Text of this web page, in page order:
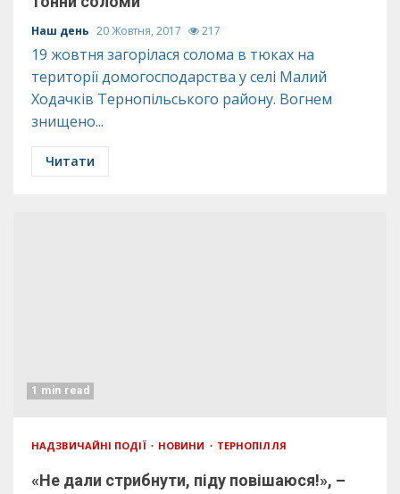
Наш день 20 Жовтня, 2017 217
19 жовтня загорілася солома в тюках на
території домогосподарства у селі Малий
Ходачків Тернопільського району. Вогнем
знищено...
Читати
1 min read
НАДЗВИЧАЙНІ ПОДІЇ НОВИНИ ТЕРНОПІЛЛЯ
«Не дали стрибнути, піду повішаюся!», –